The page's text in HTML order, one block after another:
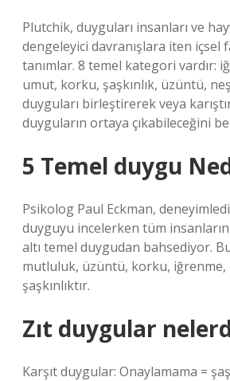
Plutchik, duyguları insanları ve
dengeleyici davranışlara iten
tanımlar. 8 temel kategori vardır:
umut, korku, şaşkınlık, üzüntü,
duyguları birleştirerek veya
duyguların ortaya çıkabileceğini
5 Temel duygu
Psikolog Paul Eckman,
duyguyu incelerken tüm
altı temel duygudan bahsediyor.
mutluluk, üzüntü, korku, iğrenme,
şaşkınlıktır.
Zıt duygular
Karşıt duygular: Onaylamama =